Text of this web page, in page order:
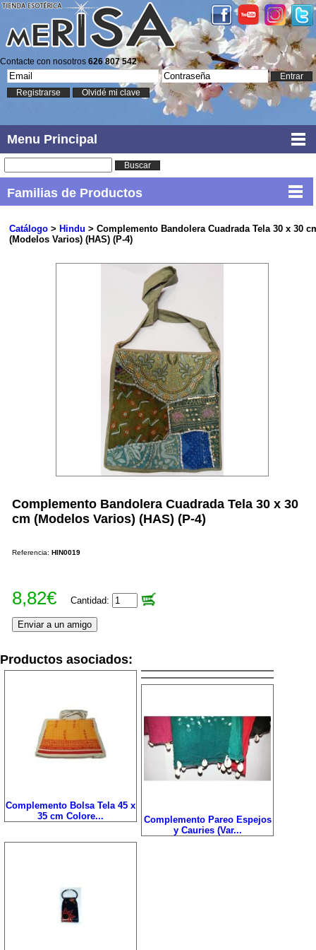
Contacte con nosotros 626 807 542
Entrar
Registrarse
Olvidé mi clave
Menu Principal
Buscar
Familias de Productos
Catálogo> Hindu > Complemento Bandolera Cuadrada Tela 30 x 30
(Modelos Varios) (HAS) (P-4)
Complemento Bandolera Cuadrada Tela 30 x 30
cm (Modelos Varios) (HAS) (P-4)
Referencia:HIN0019
8,82€ Cantidad:
Productos asociados:
Complemento Bolsa Tela 45 x
35 cm Colore...
Complemento Pareo Espejos
y Cauries (Var...